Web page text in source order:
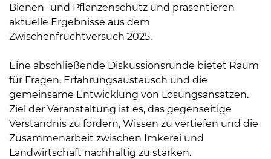
Bienen- und Pflanzenschutz und präsentieren
aktuelle Ergebnisse aus dem
Zwischenfruchtversuch 2025.
Eine abschließende Diskussionsrunde bietet Raum
für Fragen, Erfahrungsaustausch und die
gemeinsame Entwicklung von Lösungsansätzen.
Ziel der Veranstaltung ist es, das gegenseitige
Verständnis zu fördern, Wissen zu vertiefen und die
Zusammenarbeit zwischen Imkerei und
Landwirtschaft nachhaltig zu stärken.